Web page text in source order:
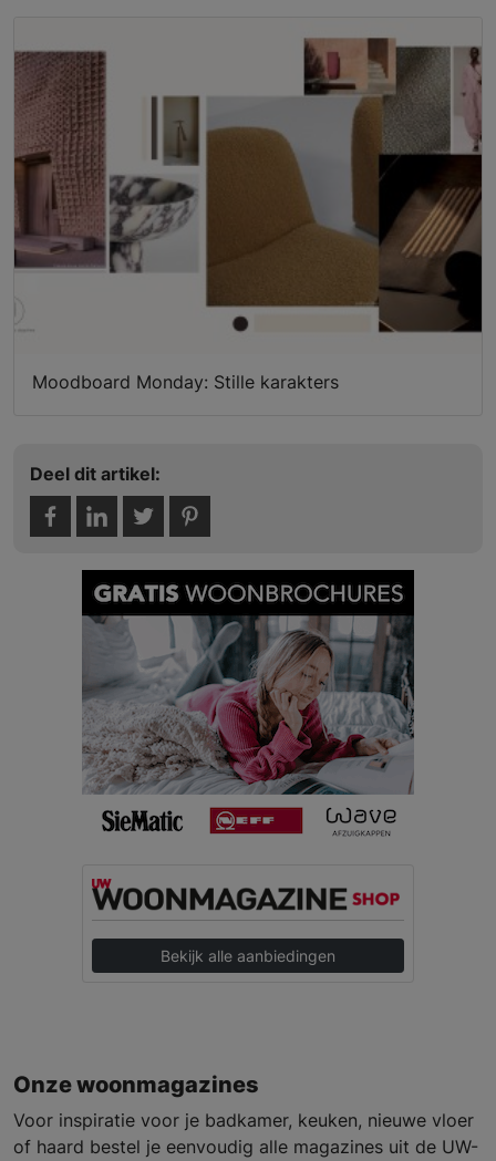
Moodboard Monday: Stille karakters
Deel dit artikel:
Bekijk alle aanbiedingen
Onze woonmagazines
Voor inspiratie voor je badkamer, keuken, nieuwe vloer
of haard bestel je eenvoudig alle magazines uit de UW-